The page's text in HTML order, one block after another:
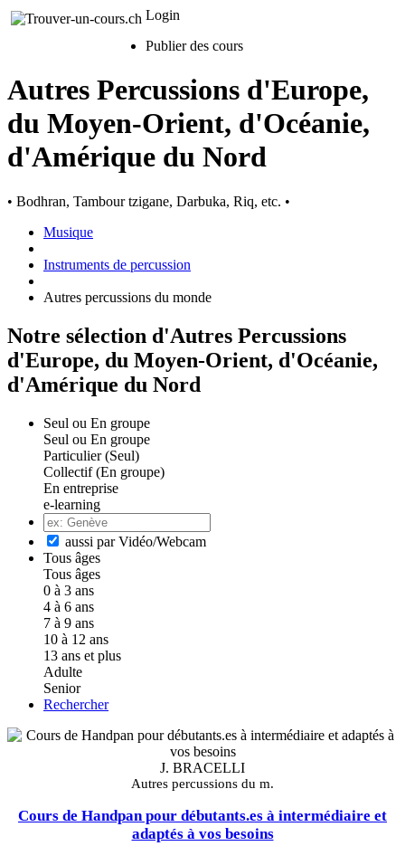
Login
Publier des cours
Autres Percussions d'Europe,
du Moyen-Orient, d'Océanie,
d'Amérique du Nord
• Bodhran, Tambour tzigane, Darbuka, Riq, etc. •
Musique
Instruments de percussion
Autres percussions du monde
Notre sélection d'Autres Percussions
d'Europe, du Moyen-Orient, d'Océanie,
d'Amérique du Nord
Seul ou En groupe
Seul ou En groupe
Particulier (Seul)
Collectif (En groupe)
En entreprise
e-learning
aussi par Vidéo/Webcam
Tous âges
Tous âges
0 à 3 ans
4 à 6 ans
7 à 9 ans
10 à 12 ans
13 ans et plus
Adulte
Senior
Rechercher
J. BRACELLI
Autres percussions du m.
Cours de Handpan pour débutants.es à intermédiaire et
adaptés à vos besoins